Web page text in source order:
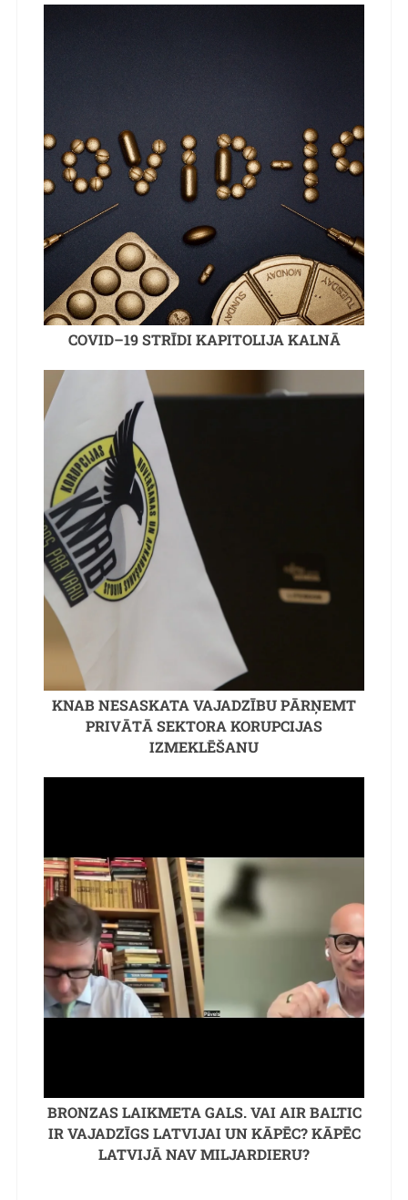
COVID–19 STRĪDI KAPITOLIJA KALNĀ
KNAB NESASKATA VAJADZĪBU PĀRŅEMT
PRIVĀTĀ SEKTORA KORUPCIJAS
IZMEKLĒŠANU
BRONZAS LAIKMETA GALS. VAI AIR BALTIC
IR VAJADZĪGS LATVIJAI UN KĀPĒC? KĀPĒC
LATVIJĀ NAV MILJARDIERU?